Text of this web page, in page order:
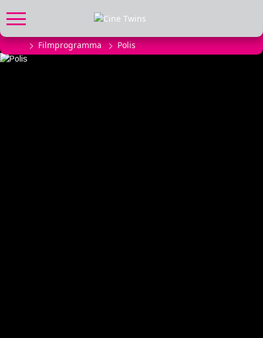
FILMPROGRAMMA
Filmprogramma Polis